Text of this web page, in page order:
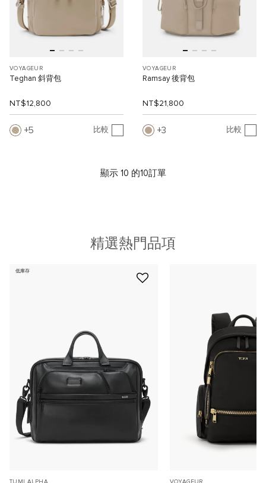
VOYAGEUR
Teghan 斜背包
NT$12,800
5 比較
VOYAGEUR
Ramsay 後背包
NT$21,800
3 比較
顯示 10 的10訂單
精選熱門品項
低庫存
TUMI ALPHA VOYAGEUR